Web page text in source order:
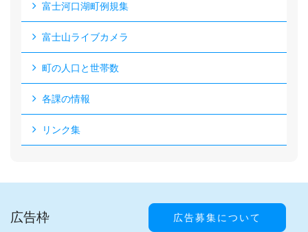
富士河口湖町例規集
富士山ライブカメラ
町の人口と世帯数
各課の情報
リンク集
広告枠 広告募集について